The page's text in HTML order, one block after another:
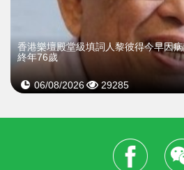
香港樂壇殿堂級填詞人黎彼得今早因
終年76歲
06/08/2026 29285